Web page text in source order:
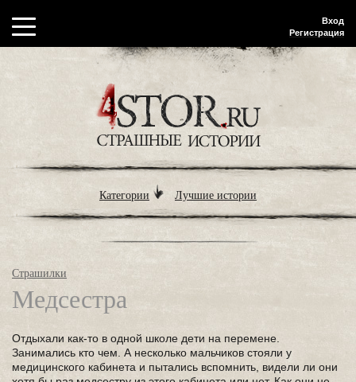
Вход
Регистрация
Категории Лучшие истории
Страшилки
Медсестра
Отдыхали как-то в одной школе дети на перемене.
Занимались кто чем. А несколько мальчиков стояли у
медицинского кабинета и пытались вспомнить, видели ли они